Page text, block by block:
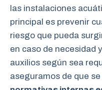
las instalaciones
principal es prevenir
riesgo que pueda
en caso de necesidad
auxilios según sea
aseguramos de que se